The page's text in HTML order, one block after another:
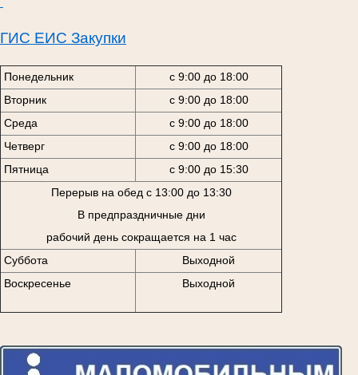
ГИС ЕИС Закупки
Понедельник
с 9:00 до 18:00
Вторник
с 9:00 до 18:00
Среда
с 9:00 до 18:00
Четверг
с 9:00 до 18:00
Пятница
с 9:00 до 15:30
Перерыв на обед с 13:00 до 13:30
В предпраздничные дни
рабочий день сокращается на 1 час
Суббота
Выходной
Воскресенье
Выходной